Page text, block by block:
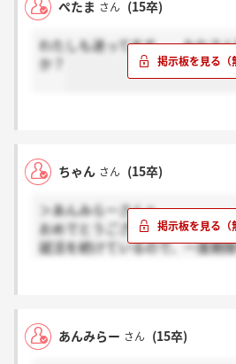
ぺたま さん (15卒)
わたしも迷ってます、、みなさ
か？
ちゃん さん (15卒)
＞あんみらーさんへ
おめでとうございます*(^o^)/*
就活を続けているので、一度期
あんみらー さん (15卒)